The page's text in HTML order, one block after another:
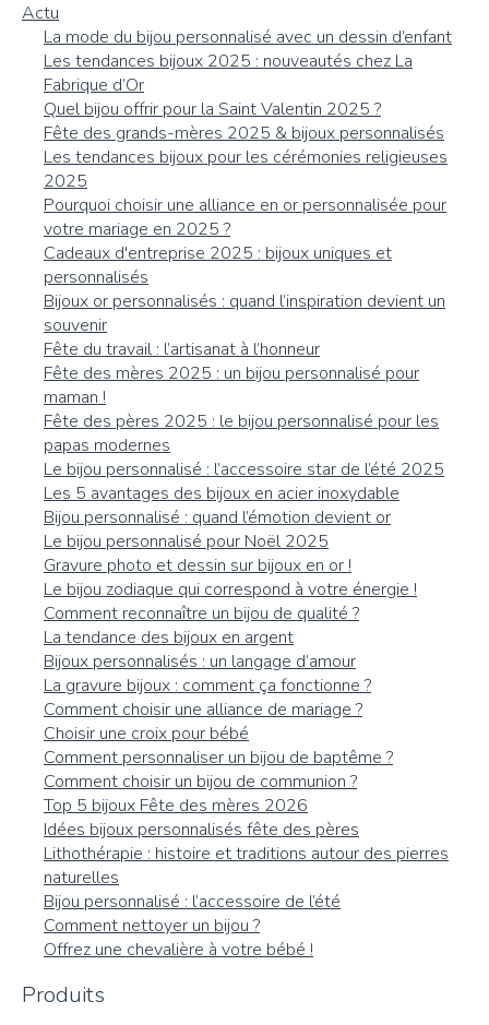
Actu
La mode du bijou personnalisé avec un dessin d’enfant
Les tendances bijoux 2025 : nouveautés chez La
Fabrique d’Or
Quel bijou offrir pour la Saint Valentin 2025 ?
Fête des grands-mères 2025 & bijoux personnalisés
Les tendances bijoux pour les cérémonies religieuses
2025
Pourquoi choisir une alliance en or personnalisée pour
votre mariage en 2025 ?
Cadeaux d'entreprise 2025 : bijoux uniques et
personnalisés
Bijoux or personnalisés : quand l’inspiration devient un
souvenir
Fête du travail : l’artisanat à l’honneur
Fête des mères 2025 : un bijou personnalisé pour
maman !
Fête des pères 2025 : le bijou personnalisé pour les
papas modernes
Le bijou personnalisé : l’accessoire star de l’été 2025
Les 5 avantages des bijoux en acier inoxydable
Bijou personnalisé : quand l’émotion devient or
Le bijou personnalisé pour Noël 2025
Gravure photo et dessin sur bijoux en or !
Le bijou zodiaque qui correspond à votre énergie !
Comment reconnaître un bijou de qualité ?
La tendance des bijoux en argent
Bijoux personnalisés : un langage d’amour
La gravure bijoux : comment ça fonctionne ?
Comment choisir une alliance de mariage ?
Choisir une croix pour bébé
Comment personnaliser un bijou de baptême ?
Comment choisir un bijou de communion ?
Top 5 bijoux Fête des mères 2026
Idées bijoux personnalisés fête des pères
Lithothérapie : histoire et traditions autour des pierres
naturelles
Bijou personnalisé : l’accessoire de l’été
Comment nettoyer un bijou ?
Offrez une chevalière à votre bébé !
Produits